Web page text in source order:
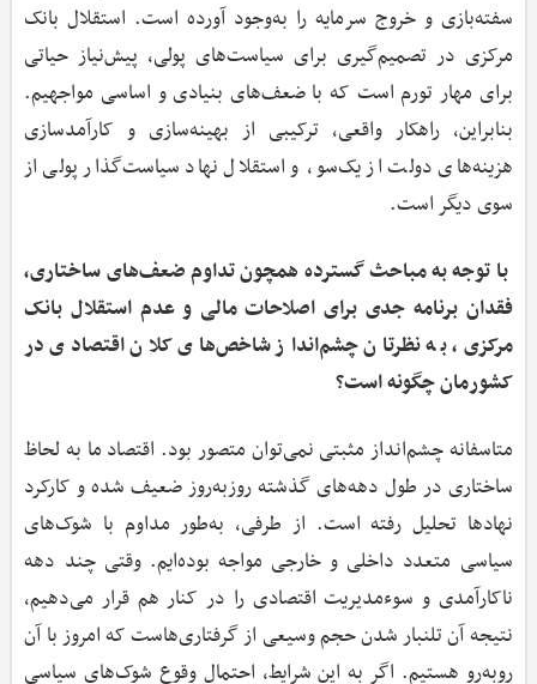
سفته‌بازی و خروج سرمایه را به‌وجود آورده است. استقلال بانک
مرکزی در تصمیم‌گیری برای سیاست‌های پولی، پیش‌نیاز حیاتی
برای مهار تورم است که با ضعف‌های بنیادی و اساسی مواجهیم.
بنابراین، راهکار واقعی، ترکیبی از بهینه‌سازی و کارآمدسازی
هزینه‌های دولت از یک‌سو، و استقلال نهاد سیاست‌گذار پولی از
سوی دیگر است.
با توجه به مباحث گسترده همچون تداوم ضعف‌های ساختاری،
فقدان برنامه جدی برای اصلاحات مالی و عدم استقلال بانک
مرکزی، به نظرتان چشم‌انداز شاخص‌های کلان اقتصادی در
کشورمان چگونه است؟
متاسفانه چشم‌انداز مثبتی نمی‌توان متصور بود. اقتصاد ما به لحاظ
ساختاری در طول دهه‌های گذشته روزبه‌روز ضعیف شده و کارکرد
نهادها تحلیل رفته است. از طرفی، به‌طور مداوم با شوک‌های
سیاسی متعدد داخلی و خارجی مواجه بوده‌ایم. وقتی چند دهه
ناکارآمدی و سوءمدیریت اقتصادی را در کنار هم قرار می‌دهیم،
نتیجه آن تلنبار شدن حجم وسیعی از گرفتاری‌هاست که امروز با آن
روبه‌رو هستیم. اگر به این شرایط، احتمال وقوع شوک‌های سیاسی